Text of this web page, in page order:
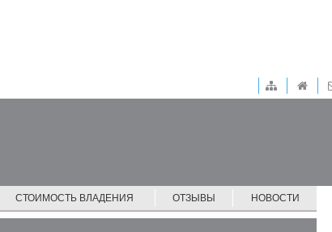
СТОИМОСТЬ ВЛАДЕНИЯ ОТЗЫВЫ НОВОСТИ